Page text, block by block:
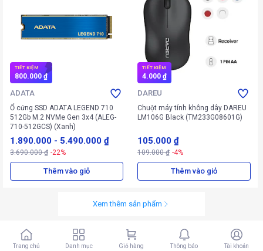
TIẾT KIỆM
800.000 ₫
ADATA
Ổ cứng SSD ADATA LEGEND 710
512Gb M.2 NVMe Gen 3x4 (ALEG-
710-512GCS) (Xanh)
1.890.000 - 5.490.000 ₫
3.690.000 ₫ -22%
Thêm vào giỏ
TIẾT KIỆM
4.000 ₫
DAREU
Chuột máy tính không dây DAREU
LM106G Black (TM233G08601G)
105.000 ₫
109.000 ₫ -4%
Thêm vào giỏ
Xem thêm sản phẩm
Trang chủ Danh mục Giỏ hàng Thông báo Tài khoản